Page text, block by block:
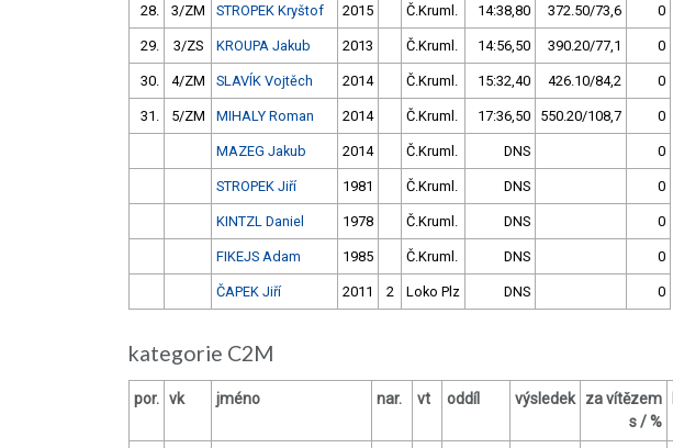
28. 3/ZM STROPEK Kryštof 2015 Č.Kruml. 14:38,80 372.50/73,6 0
29. 3/ZS KROUPA Jakub 2013 Č.Kruml. 14:56,50 390.20/77,1 0
30. 4/ZM SLAVÍK Vojtěch 2014 Č.Kruml. 15:32,40 426.10/84,2 0
31. 5/ZM MIHALY Roman 2014 Č.Kruml. 17:36,50 550.20/108,7 0
MAZEG Jakub 2014 Č.Kruml. DNS 0
STROPEK Jiří 1981 Č.Kruml. DNS 0
KINTZL Daniel 1978 Č.Kruml. DNS 0
FIKEJS Adam 1985 Č.Kruml. DNS 0
ČAPEK Jiří 2011 2 Loko Plz DNS 0
kategorie C2M
por. vk jméno nar. vt oddíl výsledek
za vítězem
s / %